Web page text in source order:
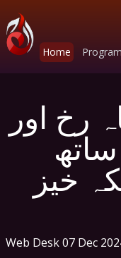
Home
رخ اور
خیز
Web Desk07 Dec